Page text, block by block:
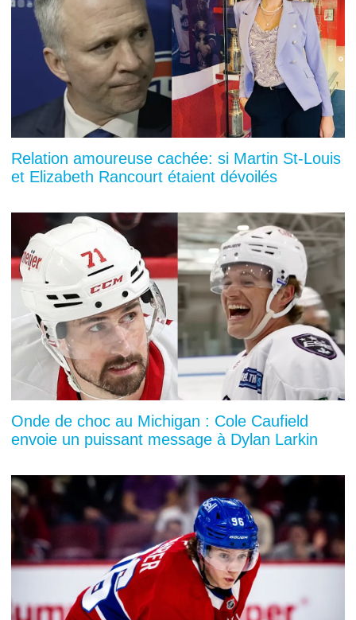
Relation amoureuse cachée: si Martin St-Louis
et Elizabeth Rancourt étaient dévoilés
Onde de choc au Michigan : Cole Caufield
envoie un puissant message à Dylan Larkin